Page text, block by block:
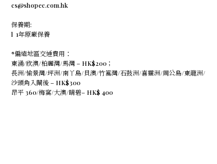
cs@shopec.com.hk
保養期:
l 1年原廠保養
*偏遠地區交通費用：
東涌/欣澳/柏麗灣/馬灣 – HK$200；
長洲/愉景灣/坪洲/南丫島/貝澳/竹篙灣/石鼓洲/喜靈洲/周公島/東龍洲/
沙頭角入閘後 – HK$300
昂平 360/梅窩/大澳/晴碧– HK$ 400